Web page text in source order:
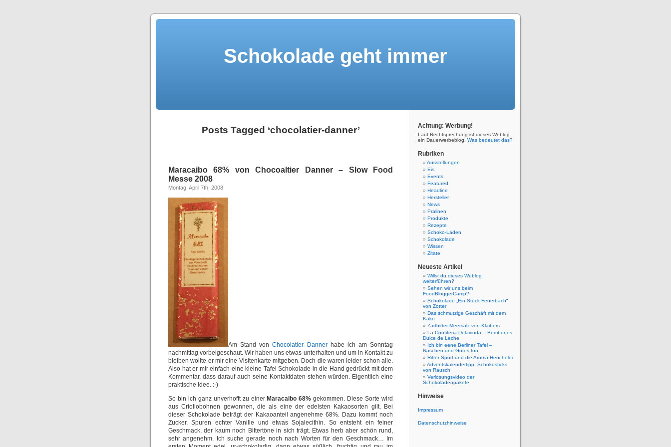
Schokolade geht immer
Posts Tagged ‘chocolatier-danner’
Maracaibo 68% von Chocoaltier Danner – Slow Food
Messe 2008
Montag, April 7th, 2008
Am Stand vonChocolatier Dannerhabe ich am Sonntag
nachmittag vorbeigeschaut. Wir haben uns etwas unterhalten und um in Kontakt zu
bleiben wollte er mir eine Visitenkarte mitgeben. Doch die waren leider schon alle.
Also hat er mir einfach eine kleine Tafel Schokolade in die Hand gedrückt mit dem
Kommentar, dass darauf auch seine Kontaktdaten stehen würden. Eigentlich eine
praktische Idee. :-)
So bin ich ganz unverhofft zu einer Maracaibo 68% gekommen. Diese Sorte wird
aus Criollobohnen gewonnen, die als eine der edelsten Kakaosorten gilt. Bei
dieser Schokolade beträgt der Kakaoanteil angenehme 68%. Dazu kommt noch
Zucker, Spuren echter Vanille und etwas Sojalecithin. So entsteht ein feiner
Geschmack, der kaum noch Bittertöne in sich trägt. Etwas herb aber schön rund,
sehr angenehm. Ich suche gerade noch nach Worten für den Geschmack… Im
Achtung: Werbung!
Laut Rechtsprechung ist dieses Weblog
ein Dauerwerbeblog. Was bedeutet das?
Rubriken
Ausstellungen
Eis
Events
Featured
Headline
Hersteller
News
Pralinen
Produkte
Rezepte
Schoko-Läden
Schokolade
Wissen
Zitate
Neueste Artikel
Willst du dieses Weblog
weiterführen?
Sehen wir uns beim
FoodBloggerCamp?
Schokolade „Ein Stück Feuerbach“
von Zotter
Das schmutzige Geschäft mit dem
Kako
Zartbitter Meersalz von Klaibers
La Confiteria Delaviuda – Bombones
Dulce de Leche
Ich bin eene Berliner Tafel –
Naschen und Gutes tun
Ritter Sport und die Aroma-Heuchelei
Adventskalendertipp: Schokosticks
von Rausch
Verlosungsvideo der
Schokoladenpakete
Hinweise
Impressum
Datenschutzhinweise